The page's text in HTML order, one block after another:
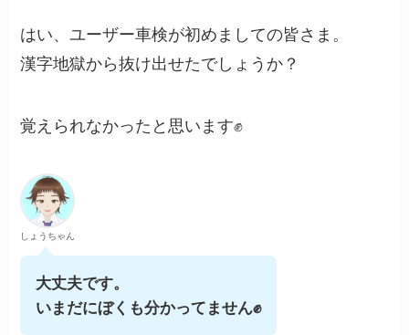
はい、ユーザー車検が初めましての皆さま。
漢字地獄から抜け出せたでしょうか？
覚えられなかったと思います✊
しょうちゃん
大丈夫です。
いまだにぼくも分かってません✊